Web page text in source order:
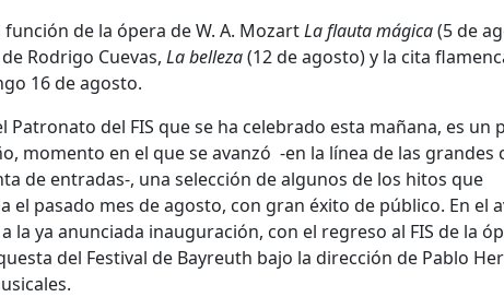
de la ópera de W. A. MozartLa flauta mágica(5 de
Rodrigo Cuevas, La belleza(12 de agosto) y la cita
16 de agosto.
del FIS que se ha celebrado esta mañana, es un
momento en el que se avanzó -en la línea de las grandes
de entradas-, una selección de algunos de los hitos que
pasado mes de agosto, con gran éxito de público. En el
la ya anunciada inauguración, con el regreso al FIS de la
del Festival de Bayreuth bajo la dirección de Pablo